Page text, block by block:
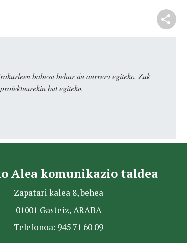
babesa behar du aurrera egiteko. Zuk
bat egiteko.
Alea komunikazio taldea
Zapatari kalea 8, behea
01001 Gasteiz, ARABA
Telefonoa: 945 71 60 09